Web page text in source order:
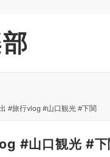
#旅行vlog #山口観光 #下関
#山口観光 #下